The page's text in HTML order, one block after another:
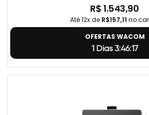
R$ 1.543,90
Até 12x de R$157,11 no
OFERTAS WACOM
1 Dias 3:46:17